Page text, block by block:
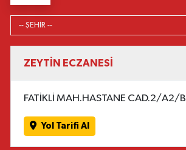
ZEYTİN ECZANESİ
FATİKLİ MAH.HASTANE CAD.2/A2/B
Yol Tarifi Al